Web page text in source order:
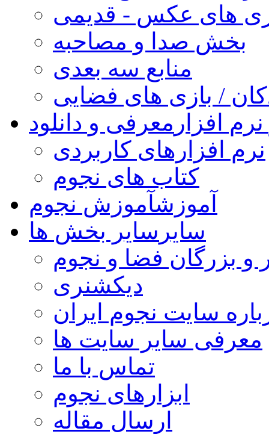
های عکس - قدیمی
بخش صدا و مصاحبه
منابع سه بعدی
/ بازی های فضایی
افزار معرفی و دانلود
نرم افزارهای کاربردی
کتاب های نجوم
آموزشآموزش نجوم
سایر سایر بخش ها
و بزرگان فضا و نجوم
دیکشنری
سایت نجوم ایران
معرفی سایر سایت ها
تماس با ما
ابزارهای نجوم
ارسال مقاله